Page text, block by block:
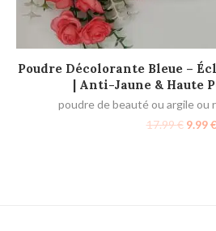
AJOUTER AU
Poudre Décolorante Bleue –
| Anti-Jaune & Haute
poudre de beauté ou argile ou
17.99€ 9.99€